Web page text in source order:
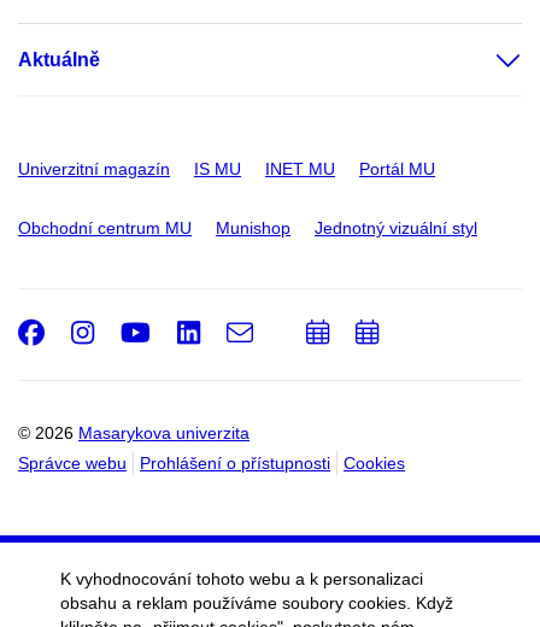
Aktuálně
Univerzitní magazín IS MU INET MU Portál MU
Obchodní centrum MU Munishop Jednotný vizuální styl
© 2026 Masarykova univerzita
Správce webu
Prohlášení o přístupnosti Cookies
Facebook
Instagram
Youtube
LinkedIn
e-
PřidatPřidat
K vyhodnocování tohoto webu a k personalizaci
obsahu a reklam používáme soubory cookies. Když